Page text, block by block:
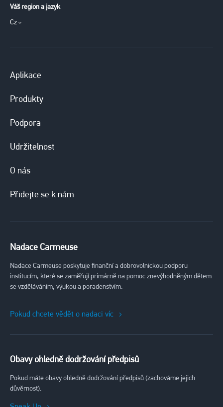
Váš region a jazyk
Cz
Aplikace
Produkty
Podpora
Udržitelnost
O nás
Přidejte se k nám
Nadace Carmeuse
Nadace Carmeuse poskytuje finanční a dobrovolnickou podporu
institucím, které se zaměřují primárně na pomoc znevýhodněným dětem
se vzděláváním, výukou a poradenstvím.
Pokud chcete vědět o nadaci víc
Obavy ohledně dodržování předpisů
Pokud máte obavy ohledně dodržování předpisů (zachováme jejich
důvěrnost).